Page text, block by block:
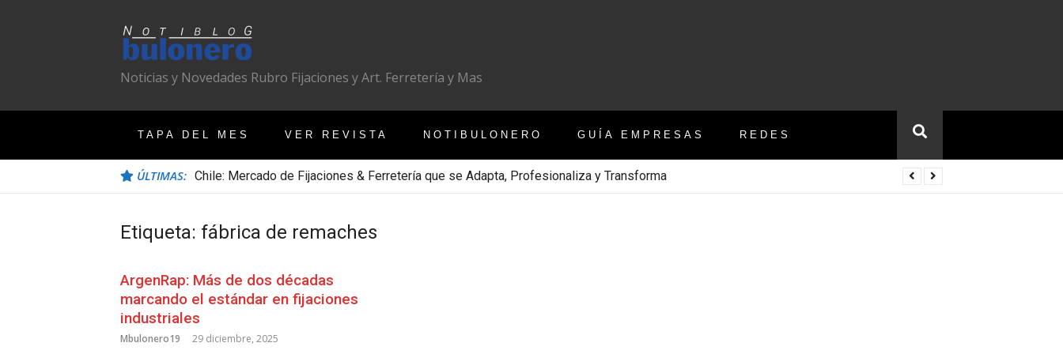
Noticias y Novedades Rubro Fijaciones y Art. Ferretería y Mas
TAPA DEL MES VER REVISTA NOTIBULONERO GUÍA EMPRESAS REDES
ÚLTIMAS: Chile: Mercado de Fijaciones & Ferretería que se Adapta, Profesionaliza y Transforma
Etiqueta: fábrica de remaches
ArgenRap: Más de dos décadas
marcando el estándar en fijaciones
industriales
Mbulonero19 29 diciembre, 2025